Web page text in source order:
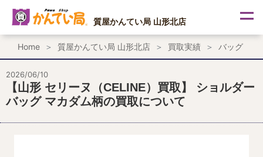
ス
ッ
プ
質屋かんてい局 山形北店
Home 質屋かんてい局 山形北店 買取実績 バッグ
2026/06/10
【山形 セリーヌ（CELINE）買取】 ショルダー
バッグ マカダム柄の買取について